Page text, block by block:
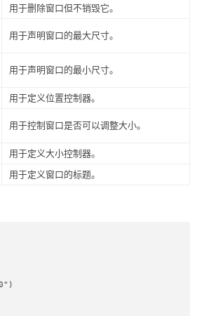
用于删除窗口但不销毁它。
用于声明窗口的最大尺寸。
用于声明窗口的最小尺寸。
用于定义位置控制器。
用于控制窗口是否可以调整大小。
用于定义大小控制器。
用于定义窗口的标题。